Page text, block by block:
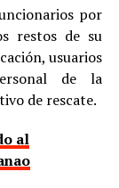
por
restos de su
usuarios
de la
de rescate.
al